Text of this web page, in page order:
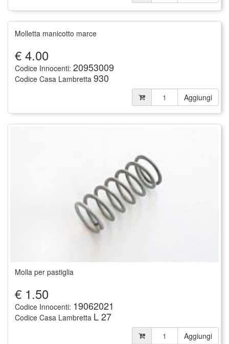
Molletta manicotto marce
€ 4.00
Codice Innocenti: 20953009
Codice Casa Lambretta 930
Aggiungi
Molla per pastiglia
€ 1.50
Codice Innocenti: 19062021
Codice Casa Lambretta L 27
Aggiungi